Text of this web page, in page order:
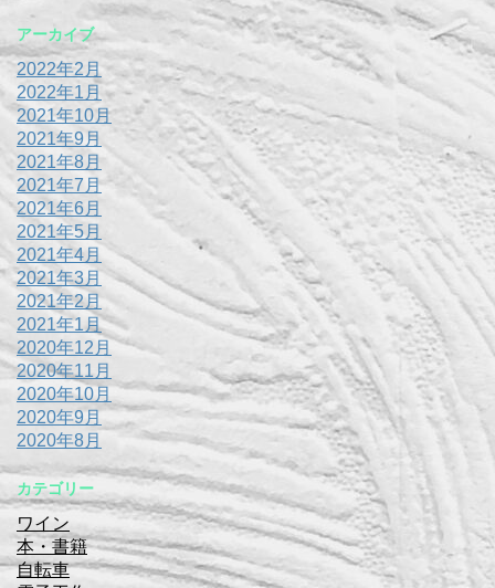
アーカイブ
2022年2月
2022年1月
2021年10月
2021年9月
2021年8月
2021年7月
2021年6月
2021年5月
2021年4月
2021年3月
2021年2月
2021年1月
2020年12月
2020年11月
2020年10月
2020年9月
2020年8月
カテゴリー
ワイン
本・書籍
自転車